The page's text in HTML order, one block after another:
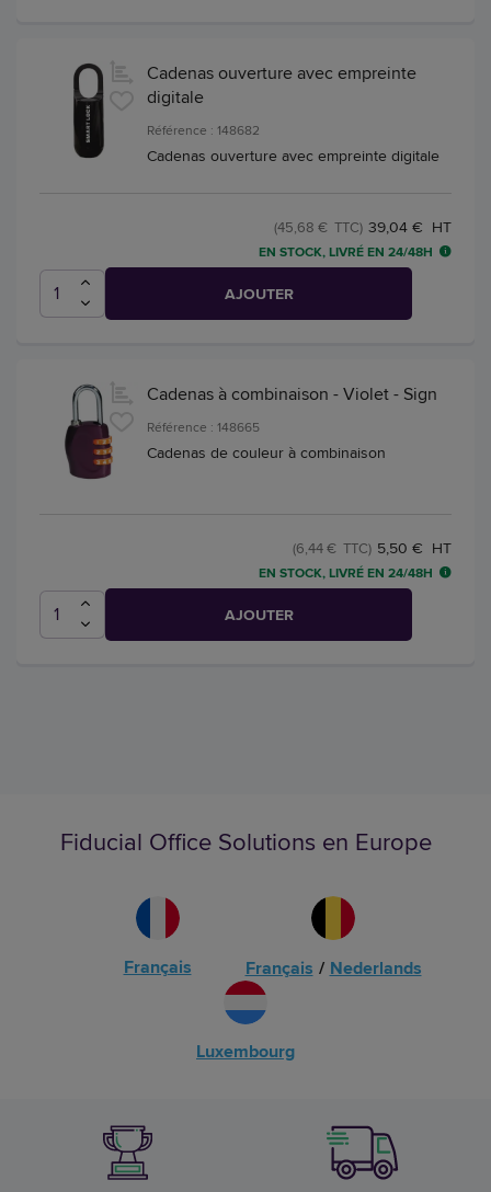
Cadenas ouverture avec empreinte
digitale
Référence : 148682
Cadenas ouverture avec empreinte digitale
39,04 € HT
(45,68 € TTC)
EN STOCK, LIVRÉ EN 24/48H
AJOUTER
Cadenas à combinaison - Violet - Sign
Référence : 148665
Cadenas de couleur à combinaison
5,50 € HT
(6,44 € TTC)
EN STOCK, LIVRÉ EN 24/48H
AJOUTER
Fiducial Office Solutions en Europe
Français Français / Nederlands
Luxembourg